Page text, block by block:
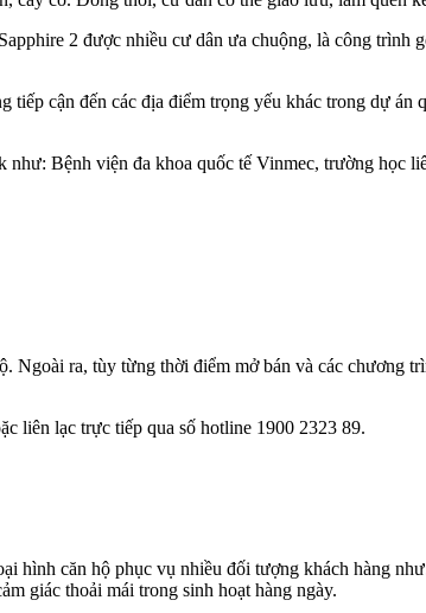
2 được nhiều cư dân ưa chuộng, là công trình
cận đến các địa điểm trọng yếu khác trong dự án
Bệnh viện đa khoa quốc tế Vinmec, trường học
ra, tùy từng thời điểm mở bán và các chương
liên lạc trực tiếp qua số hotline 1900 2323 89.
hình căn hộ phục vụ nhiều đối tượng khách hàng
giác thoải mái trong sinh hoạt hàng ngày.